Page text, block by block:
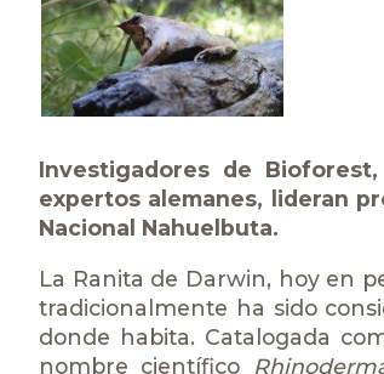
Investigadores de
expertos alemanes, lideran
Nacional Nahuelbuta.
La Ranita de Darwin, hoy en
tradicionalmente ha sido
donde habita. Catalogada
nombre científico